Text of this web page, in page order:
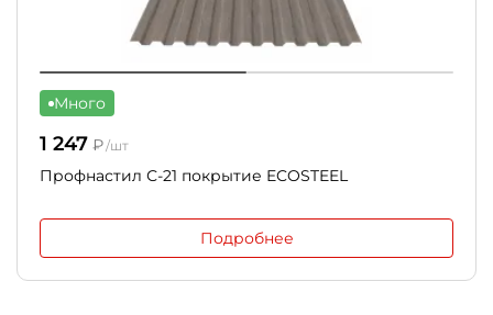
Много
1 247 ₽/шт
Профнастил С-21 покрытие ECOSTEEL
Подробнее